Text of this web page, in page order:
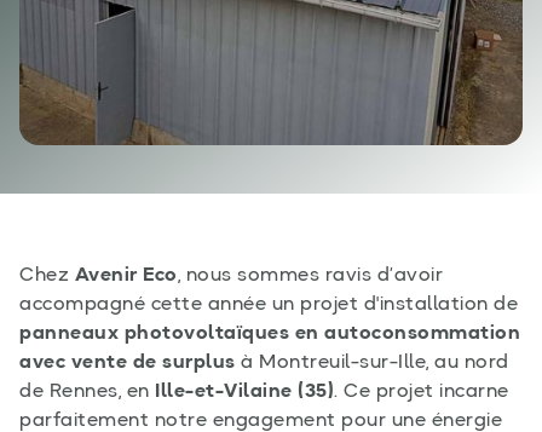
Chez Avenir Eco, nous sommes ravis d’avoir
accompagné cette année un projet d'installation de
panneaux photovoltaïques en autoconsommation
avec vente de surplus à Montreuil-sur-Ille, au nord
de Rennes, en
Ille-et-Vilaine (35). Ce projet incarne
parfaitement notre engagement pour une énergie